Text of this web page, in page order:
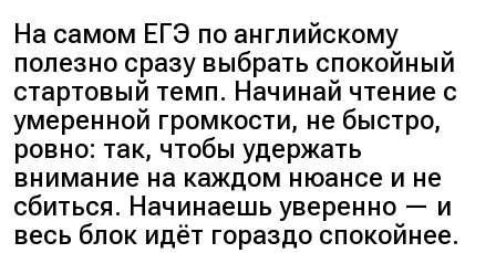
На самом ЕГЭ по английскому
полезно сразу выбрать спокойный
стартовый темп. Начинай чтение с
умеренной громкости, не быстро,
ровно: так, чтобы удержать
внимание на каждом нюансе и не
сбиться. Начинаешь уверенно — и
весь блок идёт гораздо спокойнее.